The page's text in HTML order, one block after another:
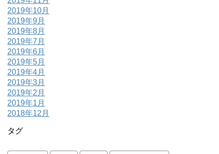
2019年10月
2019年9月
2019年8月
2019年7月
2019年6月
2019年5月
2019年4月
2019年3月
2019年2月
2019年1月
2018年12月
タグ